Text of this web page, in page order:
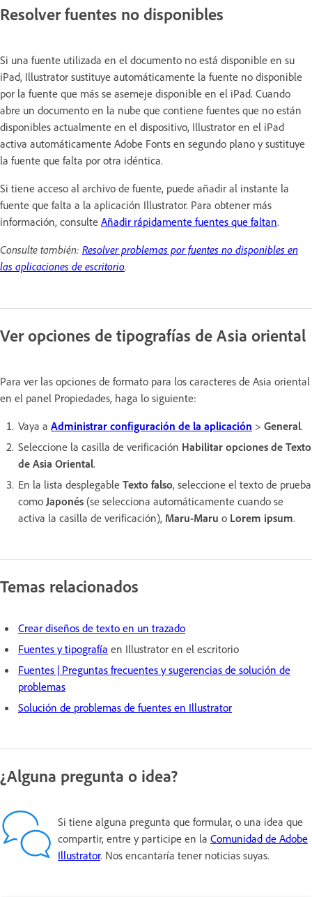
Resolver fuentes no disponibles
Si una fuente utilizada en el documento no está disponible en su
iPad, Illustrator sustituye automáticamente la fuente no disponible
por la fuente que más se asemeje disponible en el iPad. Cuando
abre un documento en la nube que contiene fuentes que no están
disponibles actualmente en el dispositivo, Illustrator en el iPad
activa automáticamente Adobe Fonts en segundo plano y sustituye
la fuente que falta por otra idéntica.
Si tiene acceso al archivo de fuente, puede añadir al instante la
fuente que falta a la aplicación Illustrator. Para obtener más
información, consulte Añadir rápidamente fuentes que faltan.
Consulte también: Resolver problemas por fuentes no disponibles en
las aplicaciones de escritorio.
Ver opciones de tipografías de Asia oriental
Para ver las opciones de formato para los caracteres de Asia oriental
en el panel Propiedades, haga lo siguiente:
Vaya a Administrar configuración de la aplicación > General.
Seleccione la casilla de verificación Habilitar opciones de Texto
de Asia Oriental.
En la lista desplegable Texto falso, seleccione el texto de prueba
comoJaponés (se selecciona automáticamente cuando se
activa la casilla de verificación), Maru-Maru o Lorem ipsum.
Temas relacionados
Crear diseños de texto en un trazado
Fuentes y tipografía en Illustrator en el escritorio
Fuentes | Preguntas frecuentes y sugerencias de solución de
problemas
Solución de problemas de fuentes en Illustrator
¿Alguna pregunta o idea?
Si tiene alguna pregunta que formular, o una idea que
compartir, entre y participe en la Comunidad de Adobe
Illustrator. Nos encantaría tener noticias suyas.